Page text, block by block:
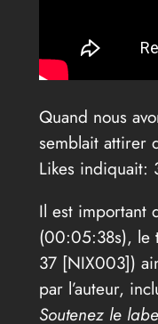
Quand nous
semblait attirer
Likes indiquait:
Il est important
(00:05:38s), le
37 [NIX003])
par l’auteur,
Soutenez le